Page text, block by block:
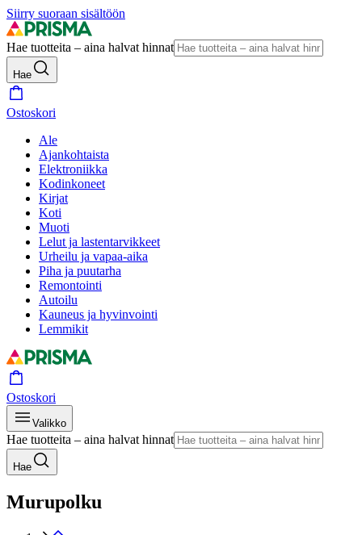
Siirry suoraan sisältöön
Hae tuotteita – aina halvat hinnat
Hae
Ostoskori
Ale
Ajankohtaista
Elektroniikka
Kodinkoneet
Kirjat
Koti
Muoti
Lelut ja lastentarvikkeet
Urheilu ja vapaa-aika
Piha ja puutarha
Remontointi
Autoilu
Kauneus ja hyvinvointi
Lemmikit
Ostoskori
Valikko
Hae tuotteita – aina halvat hinnat
Hae
Murupolku